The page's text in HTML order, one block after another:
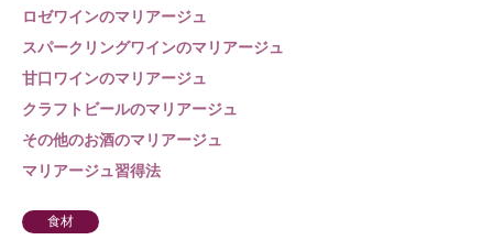
ロゼワインのマリアージュ
スパークリングワインのマリアージュ
甘口ワインのマリアージュ
クラフトビールのマリアージュ
その他のお酒のマリアージュ
マリアージュ習得法
食材